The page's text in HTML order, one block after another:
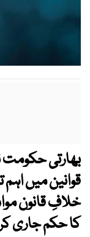
بھارتی
قوانین میں اہم
کا حکم جاری